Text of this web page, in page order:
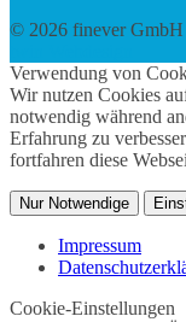
© 2026 finever GmbH
Verwendung von
Wir nutzen Cookies
notwendig während
Erfahrung zu
fortfahren diese
Nur Notwendige
Impressum
Cookie-Einstellungen